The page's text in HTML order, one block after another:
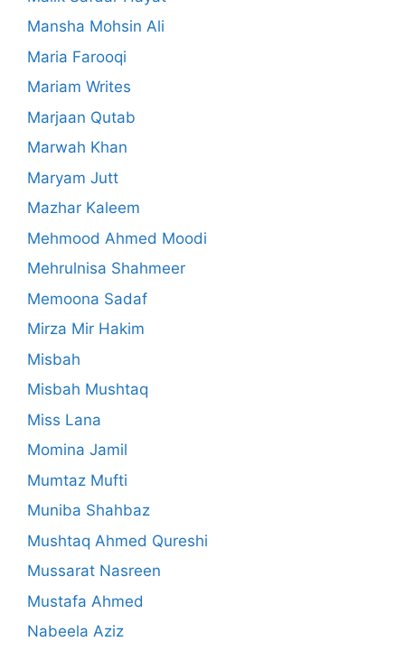
Mansha Mohsin Ali
Maria Farooqi
Mariam Writes
Marjaan Qutab
Marwah Khan
Maryam Jutt
Mazhar Kaleem
Mehmood Ahmed Moodi
Mehrulnisa Shahmeer
Memoona Sadaf
Mirza Mir Hakim
Misbah
Misbah Mushtaq
Miss Lana
Momina Jamil
Mumtaz Mufti
Muniba Shahbaz
Mushtaq Ahmed Qureshi
Mussarat Nasreen
Mustafa Ahmed
Nabeela Aziz